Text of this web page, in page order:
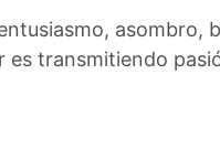
asombro,
es transmitiendo